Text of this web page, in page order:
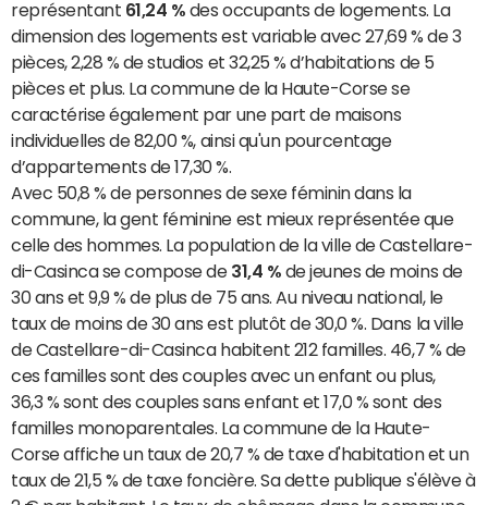
représentant 61,24 % des occupants de logements. La
dimension des logements est variable avec 27,69 % de 3
pièces, 2,28 % de studios et 32,25 % d’habitations de 5
pièces et plus. La commune de la Haute-Corse se
caractérise également par une part de maisons
individuelles de 82,00 %, ainsi qu'un pourcentage
d’appartements de 17,30 %.
Avec 50,8 % de personnes de sexe féminin dans la
commune, la gent féminine est mieux représentée que
celle des hommes. La population de la ville de Castellare-
di-Casinca se compose de 31,4 % de jeunes de moins de
30 ans et 9,9 % de plus de 75 ans. Au niveau national, le
taux de moins de 30 ans est plutôt de 30,0 %. Dans la ville
de Castellare-di-Casinca habitent 212 familles. 46,7 % de
ces familles sont des couples avec un enfant ou plus,
36,3 % sont des couples sans enfant et 17,0 % sont des
familles monoparentales. La commune de la Haute-
Corse affiche un taux de 20,7 % de taxe d'habitation et un
taux de 21,5 % de taxe foncière. Sa dette publique s'élève à